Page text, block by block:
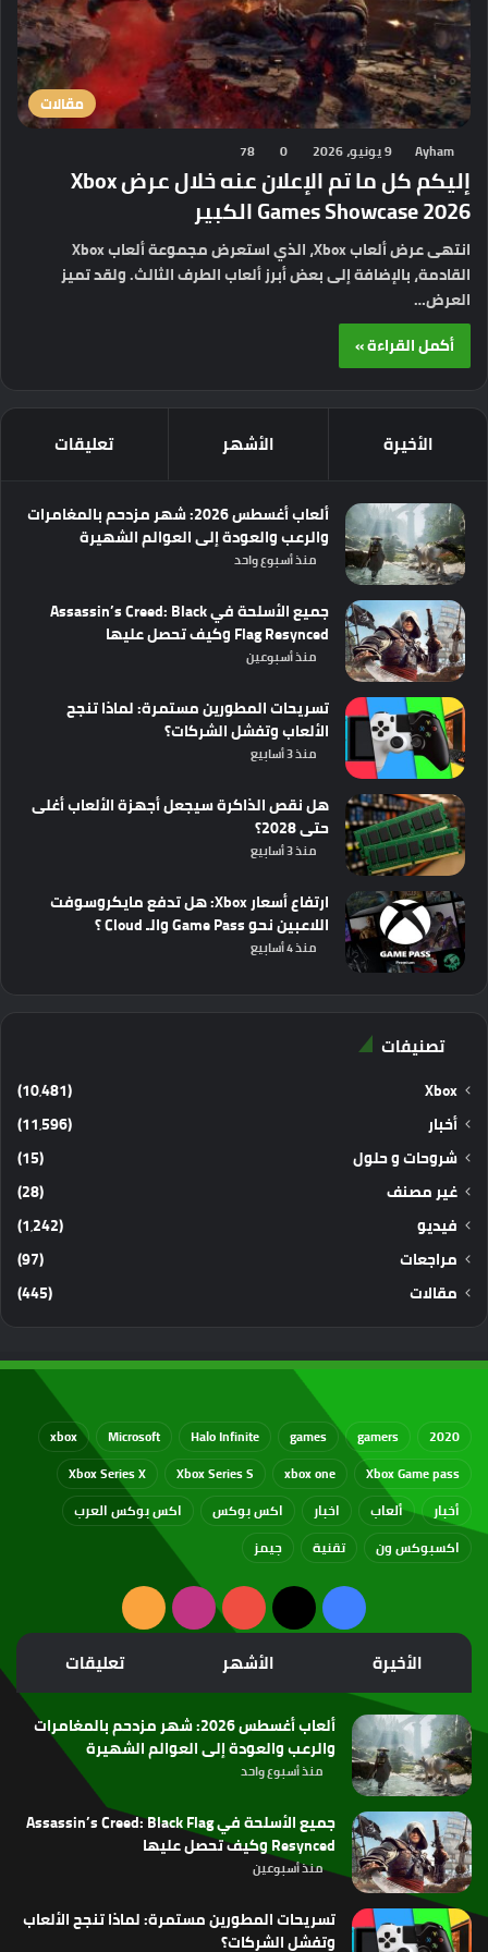
مقالات
Ayham 9 يونيو، 2026 0
78
إليكم كل ما تم الإعلان عنه خلال عرض Xbox
Games Showcase 2026 الكبير
انتهى عرض ألعاب Xbox، الذي استعرض مجموعة ألعاب Xbox
القادمة، بالإضافة إلى بعض أبرز ألعاب الطرف الثالث. ولقد تميز
العرض…
أكمل القراءة »
الأخيرة الأشهر تعليقات
ألعاب أغسطس 2026: شهر مزدحم بالمغامرات
والرعب والعودة إلى العوالم الشهيرة
منذ أسبوع واحد
جميع الأسلحة في Assassin’s Creed: Black
Flag Resynced وكيف تحصل عليها
منذ أسبوعين
تسريحات المطورين مستمرة: لماذا تنجح
الألعاب وتفشل الشركات؟
منذ 3 أسابيع
هل نقص الذاكرة سيجعل أجهزة الألعاب أغلى
حتى 2028؟
منذ 3 أسابيع
ارتفاع أسعار Xbox: هل تدفع مايكروسوفت
اللاعبين نحو Game Pass والـ Cloud ؟
منذ 4 أسابيع
تصنيفات
Xbox
(10٬481)
أخبار
(11٬596)
شروحات و حلول
(15)
غير مصنف
(28)
فيديو
(1٬242)
مراجعات
(97)
مقالات
(445)
2020
gamers
games
Halo Infinite
Microsoft
xbox
Xbox Game pass
xbox one
Xbox Series S
Xbox Series X
أخبار
ألعاب اخبار اكس بوكس
اكس بوكس العرب
اكسبوكس ون
تقنية جيمز
فيسبوك
‫X
‫YouTubeانستقرامملخص
الموقع
RSS
الأخيرة الأشهر تعليقات
ألعاب أغسطس 2026: شهر مزدحم بالمغامرات
والرعب والعودة إلى العوالم الشهيرة
منذ أسبوع واحد
جميع الأسلحة في Assassin’s Creed: Black Flag
Resynced وكيف تحصل عليها
منذ أسبوعين
تسريحات المطورين مستمرة: لماذا تنجح الألعاب
وتفشل الشركات؟